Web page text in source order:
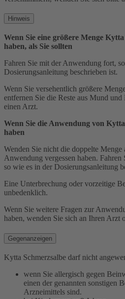
Hinweis
Wenn Sie eine größere Menge
haben, als Sie sollten
Fahren Sie mit der Anwendung fort,
Dosierungsanleitung beschrieben ist.
Wenn Sie versehentlich größere
entfernen Sie die Reste aus Mund
einen Arzt.
Wenn Sie die Anwendung von Kytta
haben
Wenden Sie nicht die doppelte
Anwendung vergessen haben.
so wie es in der Dosierungsanleitung
Eine Unterbrechung oder vorzeitige
unbedenklich.
Wenn Sie weitere Fragen zur
haben, wenden Sie sich an Ihren Arzt
Gegenanzeigen
Kytta Schmerzsalbe darf nicht
wenn Sie allergisch gegen
einen der genannten sonstigen
Arzneimittels sind.